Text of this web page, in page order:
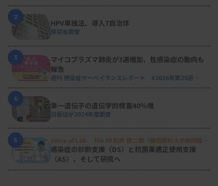
2
HPV単独法、導入7自治体
厚労省調査
3
マイコプラズマ肺炎が3週増加、性感染症の動向も
報告
週刊 感染症サーベイランスレポート #2026年第29週
4
単一遺伝子の遺伝学的検査40％増
日衛協が2024年度調査
5
Voice of Lab. file 09 松井 建二郎（藤田医科大学病院臨床
検査部微生物遺伝子検査室）
感染症の診断支援（DS）と抗菌薬適正使用支援
（AS）、そして研究へ